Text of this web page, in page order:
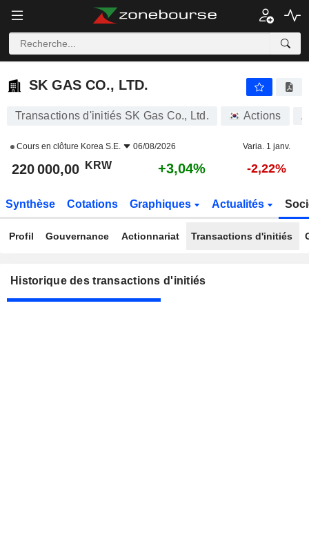
SK GAS CO., LTD.
SK GAS CO., LTD.
Transactions d'initiés SK Gas Co., Ltd. Actions
Cours en clôture Korea S.E. 06/08/2026 Varia. 1 janv.
220 000,00 KRW +3,04% -2,22%
Synthèse Cotations Graphiques Actualités
Profil Gouvernance Actionnariat Transactions d'initiés
Historique des transactions d'initiés